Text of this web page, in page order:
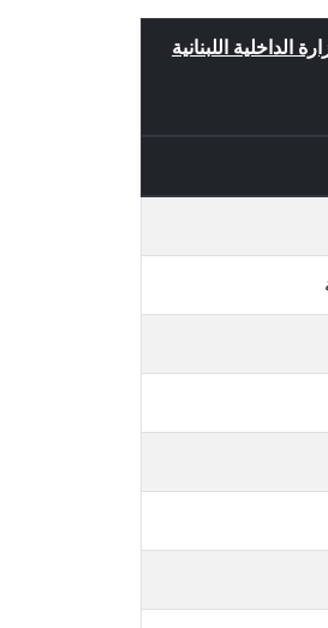
الداخلية اللبنانية